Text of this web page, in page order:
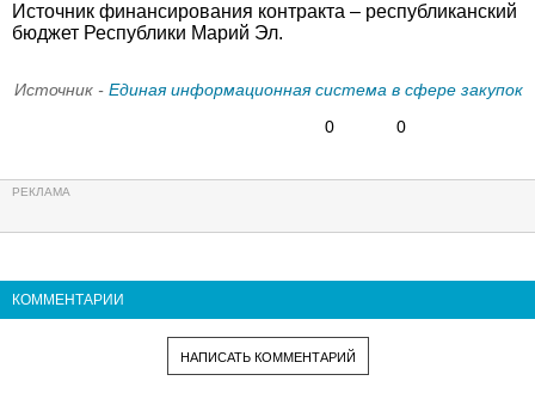
Источник финансирования контракта – республиканский
бюджет Республики Марий Эл.
Источник - Единая информационная система в сфере закупок
0
0
КОММЕНТАРИИ
НАПИСАТЬ КОММЕНТАРИЙ